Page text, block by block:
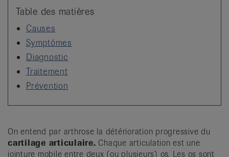
Table des matières
Causes
Symptômes
Diagnostic
Traitement
Prévention
On entend par arthrose la détérioration progressive du
cartilage articulaire. Chaque articulation est une
jointure mobile entre deux (ou plusieurs) os. Les os sont